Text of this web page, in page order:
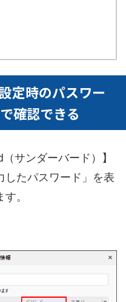
定時のパスワー
確認できる
サンダーバード）】
したパスワード」を表
。